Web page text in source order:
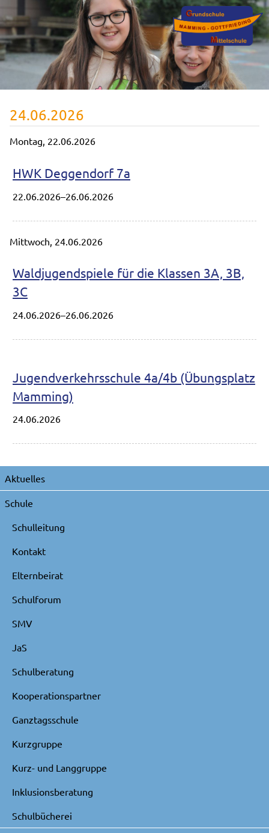
24.06.2026
Montag, 22.06.2026
HWK Deggendorf 7a
22.06.2026–26.06.2026
Mittwoch, 24.06.2026
Waldjugendspiele für die Klassen 3A, 3B,
3C
24.06.2026–26.06.2026
Jugendverkehrsschule 4a/4b (Übungsplatz
Mamming)
24.06.2026
Navigation
Aktuelles
Schule
Schulleitung
Kontakt
Elternbeirat
Schulforum
SMV
JaS
Schulberatung
Kooperationspartner
Ganztagsschule
Kurzgruppe
Kurz- und Langgruppe
Inklusionsberatung
Schulbücherei